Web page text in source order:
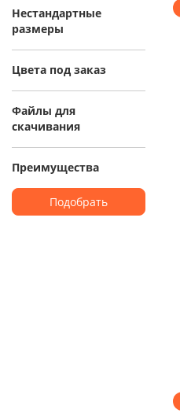
Нестандартные
размеры
Цвета под заказ
Файлы для
скачивания
Преимущества
Подобрать